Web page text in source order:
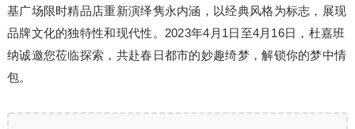
基广场限时精品店重新演绎隽永内涵，以经典风格为标志，展现
品牌文化的独特性和现代性。2023年4月1日至4月16日，杜嘉班
纳诚邀您莅临探索，共赴春日都市的妙趣绮梦，解锁你的梦中情
包。